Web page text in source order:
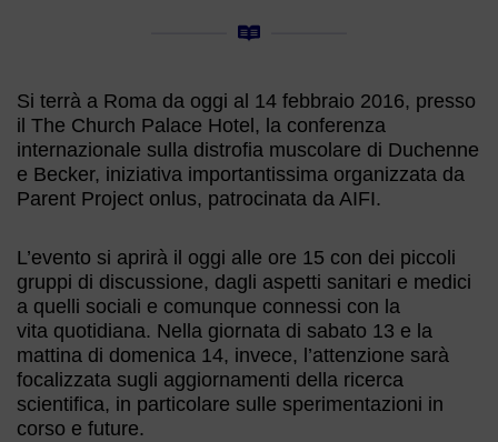
Si terrà a Roma da oggi al 14 febbraio 2016, presso
il The Church Palace Hotel, la conferenza
internazionale sulla distrofia muscolare di Duchenne
e Becker, iniziativa importantissima organizzata da
Parent Project onlus, patrocinata da AIFI.
L’evento si aprirà il oggi alle ore 15 con dei piccoli
gruppi di discussione, dagli aspetti sanitari e medici
a quelli sociali e comunque connessi con la
vita quotidiana. Nella giornata di sabato 13 e la
mattina di domenica 14, invece, l’attenzione sarà
focalizzata sugli aggiornamenti della ricerca
scientifica, in particolare sulle sperimentazioni in
corso e future.